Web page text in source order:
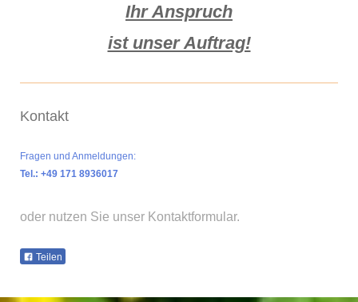
Ihr Anspruch
ist unser Auftrag!
Kontakt
Fragen und Anmeldungen:
Tel.: +49 171 8936017
oder nutzen Sie unser Kontaktformular.
Teilen